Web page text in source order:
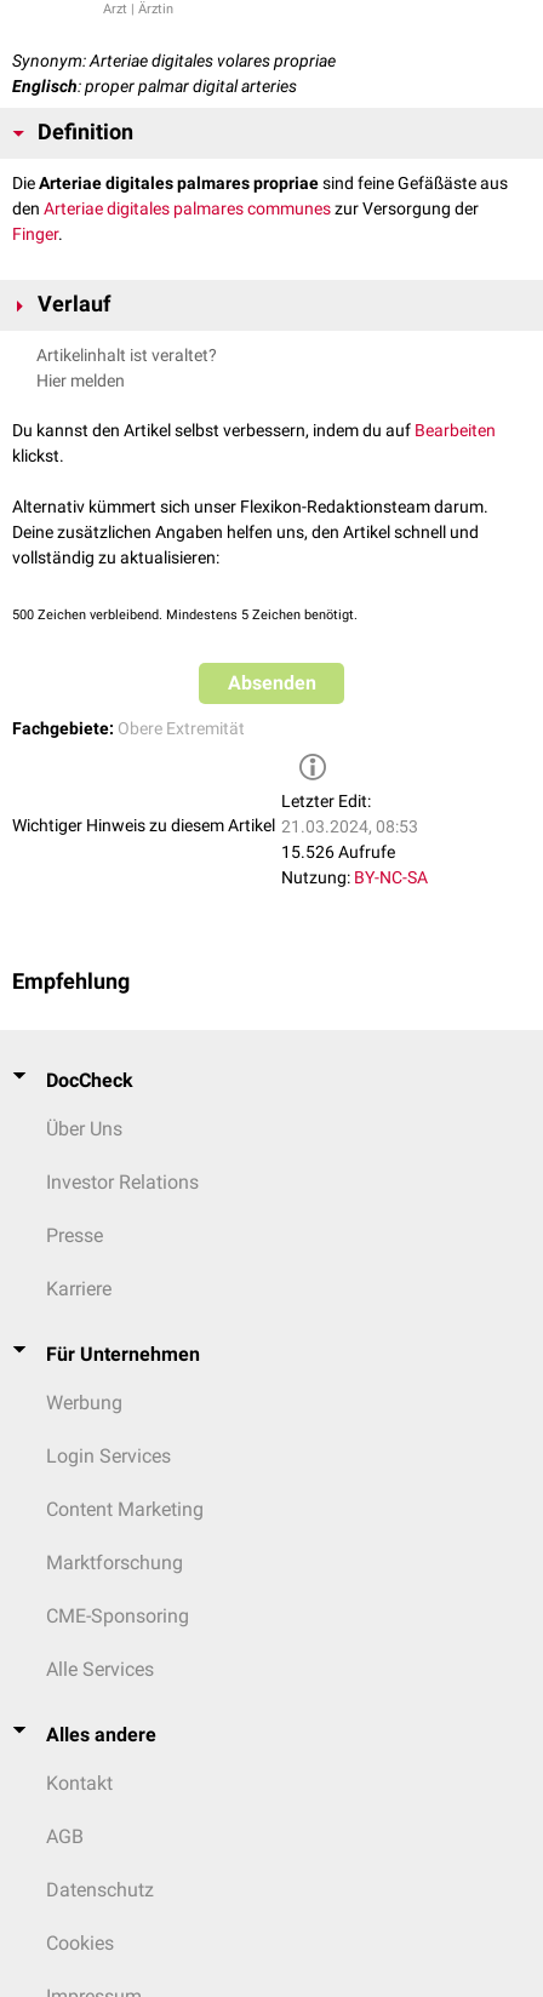
Arzt | Ärztin
Synonym: Arteriae digitales volares propriae
Englisch: proper palmar digital arteries
Definition
DieArteriae digitales palmares propriaesind feine Gefäßäste aus
den Arteriae digitales palmares communeszur Versorgung der
Finger.
Verlauf
Bifurkation
der Arteriae digitales palmares communes entstehen
jeweils 2 Arteriae digitales palmares propriae, welche die
Seite des
Kleinfingers
wird getrennt durch einen eigenen Ast aus der
Arteria ulnaris
Aspekts derFingerphalangennachdistal. Sie bilden imSubkutangewebe
derFingerbeerezahlreicheAnastomosen mit dem korrespondierenden
Gefäß der Gegenseite des jeweiligen Fingers, sowie mit den
Artikelinhalt ist veraltet?
Hier melden
Du kannst den Artikel selbst verbessern, indem du auf Bearbeiten
klickst.
Alternativ kümmert sich unser Flexikon-Redaktionsteam darum.
Deine zusätzlichen Angaben helfen uns, den Artikel schnell und
vollständig zu aktualisieren:
500 Zeichen verbleibend. Mindestens 5 Zeichen benötigt.
Absenden
Fachgebiete: Obere Extremität
Wichtiger Hinweis zu diesem Artikel
Letzter Edit:
21.03.2024, 08:53
15.526 Aufrufe
Nutzung: BY-NC-SA
Empfehlung
DocCheck
Über Uns
Investor Relations
Presse
Karriere
Für Unternehmen
Werbung
Login Services
Content Marketing
Marktforschung
CME-Sponsoring
Alle Services
Alles andere
Kontakt
AGB
Datenschutz
Cookies